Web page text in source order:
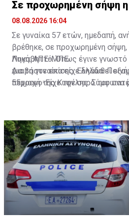
Σε προχωρημένη σήψη
08.08.2026 16:04
Σε γυναίκα 57 ετών, ημεδαπή,
βρέθηκε, σε προχωρημένη σήψη,
Λυκαβηττό. Όπως έγινε γνωστό
για τη γυναίκα είχε δηλωθεί
περιοχή της Κυψέλης. Σύμφωνα
Πηγή: ΑΠΕ-ΜΠΕ
Διαβάστε επίσης:Ελλάδα:
55χρονο-Είχε την σορό του